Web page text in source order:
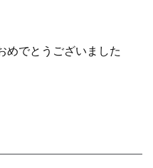
めでとうございました